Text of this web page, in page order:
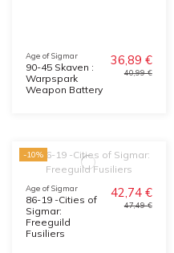
Age of Sigmar
90-45 Skaven :
Warpspark
Weapon Battery
36,89 €
40,99 €
-10%
Age of Sigmar
86-19 -Cities of
Sigmar:
Freeguild
Fusiliers
42,74 €
47,49 €